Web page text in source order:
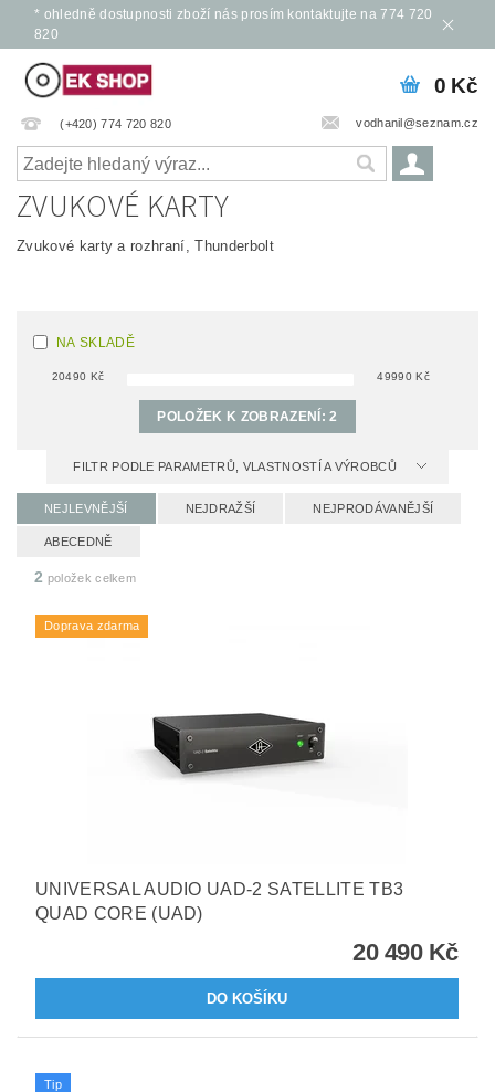
* ohledně dostupnosti zboží nás prosím kontaktujte na 774 720
820
(+420) 774 720 820 vodhanil@seznam.cz
0 Kč
ZVUKOVÉ KARTY
Zvukové karty a rozhraní, Thunderbolt
NA SKLADĚ
20490 Kč 49990Kč
POLOŽEK K ZOBRAZENÍ:2
FILTR PODLE PARAMETRŮ, VLASTNOSTÍ A VÝROBCŮ
NEJLEVNĚJŠÍ NEJDRAŽŠÍ NEJPRODÁVANĚJŠÍ
ABECEDNĚ
2 položek celkem
Doprava zdarma
UNIVERSAL AUDIO UAD-2 SATELLITE TB3
QUAD CORE (UAD)
20 490 Kč
Tip